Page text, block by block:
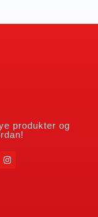
produkter og